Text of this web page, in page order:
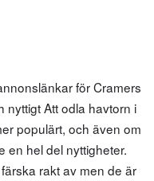
för Cramers
nyttigt Att odla havtorn i
populärt, och även om
en hel del nyttigheter.
rakt av men de är